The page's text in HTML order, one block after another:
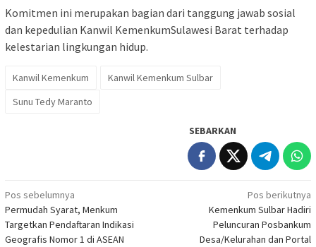
Komitmen ini merupakan bagian dari tanggung jawab sosial
dan kepedulian Kanwil KemenkumSulawesi Barat terhadap
kelestarian lingkungan hidup.
Kanwil Kemenkum
Kanwil Kemenkum Sulbar
Sunu Tedy Maranto
SEBARKAN
Navigasi
pos
Pos sebelumnya
Permudah Syarat, Menkum
Targetkan Pendaftaran Indikasi
Geografis Nomor 1 di ASEAN
Pos berikutnya
Kemenkum Sulbar Hadiri
Peluncuran Posbankum
Desa/Kelurahan dan Portal